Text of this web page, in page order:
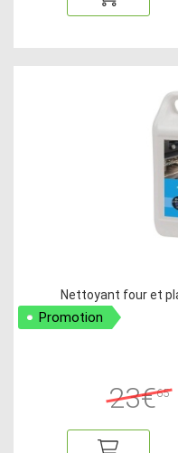
Nettoyant four et
Promotion
23€65